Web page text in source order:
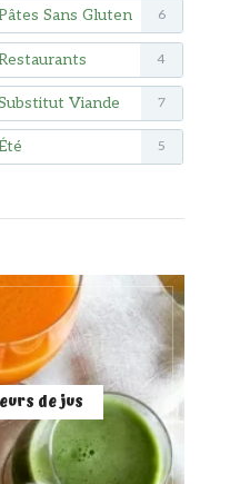
Sans Gluten 6
4
Viande 7
5
de jus